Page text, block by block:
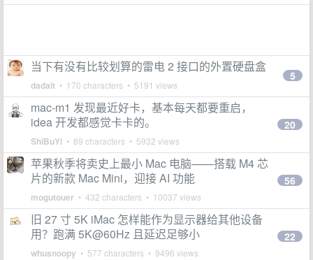
当下有没有比较划算的雷电 2 接口的外置硬盘盒
dadait • 170 characters • 5191 views
5
mac-m1 发现最近好卡，基本每天都要重启，
idea 开发都感觉卡卡的。
ShiBuYi • 89 characters • 5932 views
20
苹果秋季将卖史上最小 Mac 电脑——搭载 M4 芯
片的新款 Mac Mini，迎接 AI 功能
mogutouer • 432 characters • 10037 views
56
旧 27 寸 5K iMac 怎样能作为显示器给其他设备
用？跑满 5K@60Hz 且延迟足够小
whusnoopy • 577 characters • 9496 views
22